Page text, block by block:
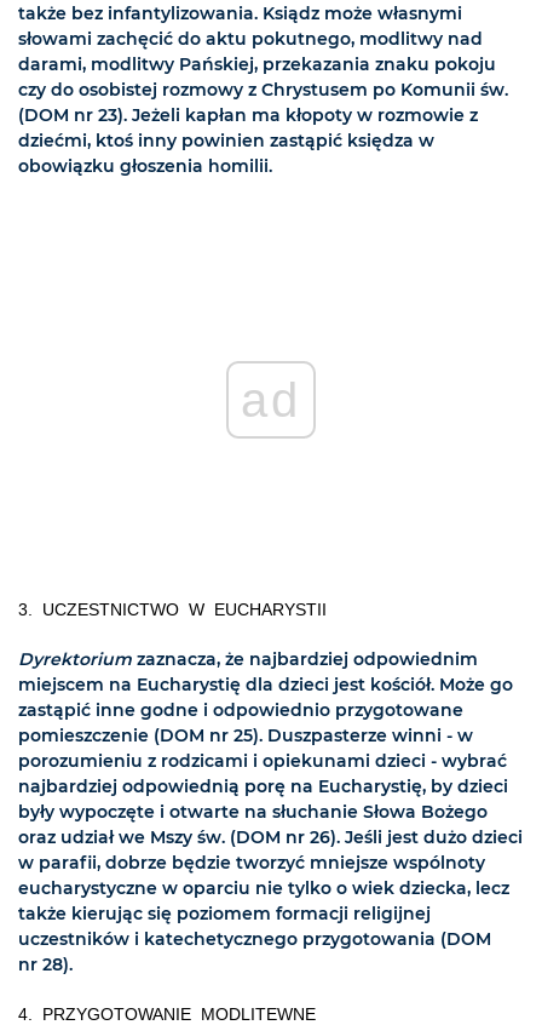
także bez infantylizowania. Ksiądz może własnymi
słowami zachęcić do aktu pokutnego, modlitwy nad
darami, modlitwy Pańskiej, przekazania znaku pokoju
czy do osobistej rozmowy z Chrystusem po Komunii św.
(DOM nr 23). Jeżeli kapłan ma kłopoty w rozmowie z
dziećmi, ktoś inny powinien zastąpić księdza w
obowiązku głoszenia homilii.
ad
3. UCZESTNICTWO W EUCHARYSTII
Dyrektorium zaznacza, że najbardziej odpowiednim
miejscem na Eucharystię dla dzieci jest kościół. Może go
zastąpić inne godne i odpowiednio przygotowane
pomieszczenie (DOM nr 25). Duszpasterze winni - w
porozumieniu z rodzicami i opiekunami dzieci - wybrać
najbardziej odpowiednią porę na Eucharystię, by dzieci
były wypoczęte i otwarte na słuchanie Słowa Bożego
oraz udział we Mszy św. (DOM nr 26). Jeśli jest dużo dzieci
w parafii, dobrze będzie tworzyć mniejsze wspólnoty
eucharystyczne w oparciu nie tylko o wiek dziecka, lecz
także kierując się poziomem formacji religijnej
uczestników i katechetycznego przygotowania (DOM
nr 28).
4. PRZYGOTOWANIE MODLITEWNE